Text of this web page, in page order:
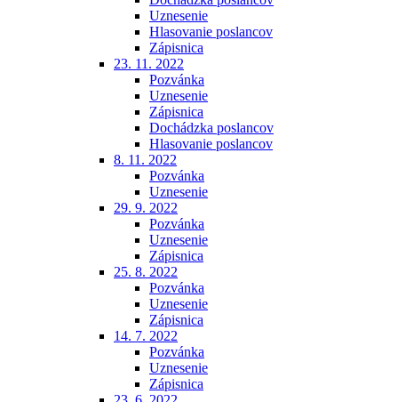
Uznesenie
Hlasovanie poslancov
Zápisnica
23. 11. 2022
Pozvánka
Uznesenie
Zápisnica
Dochádzka poslancov
Hlasovanie poslancov
8. 11. 2022
Pozvánka
Uznesenie
29. 9. 2022
Pozvánka
Uznesenie
Zápisnica
25. 8. 2022
Pozvánka
Uznesenie
Zápisnica
14. 7. 2022
Pozvánka
Uznesenie
Zápisnica